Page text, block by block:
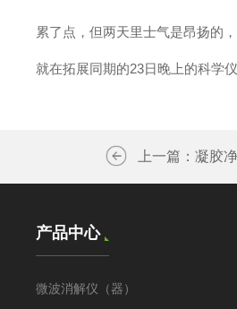
累了点，但两天里士气是昂扬的
就在拓展同期的23日晚上的科学
上一篇： 凝胶
产品中心
微波消解仪（器）